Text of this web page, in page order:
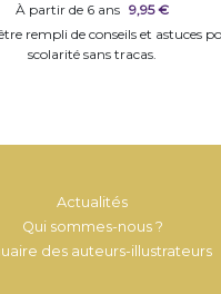
À partir de 6 ans 9,95 €
rempli de conseils et astuces
scolarité sans tracas.
Actualités
Qui sommes-nous ?
des auteurs-illustrateurs